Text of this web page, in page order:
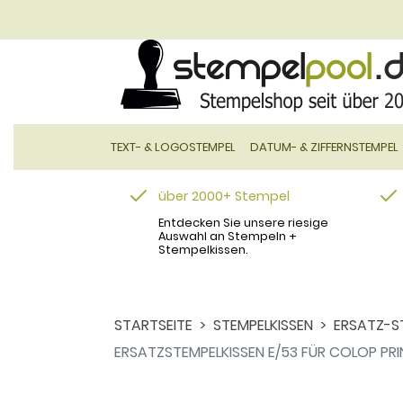
TEXT- & LOGOSTEMPEL DATUM- & ZIFFERNSTEMPEL
über 2000+ Stempel
Entdecken Sie unsere riesige
Auswahl an Stempeln +
Stempelkissen.
STARTSEITE STEMPELKISSEN
ERSATZ-
ERSATZSTEMPELKISSEN E/53 FÜR COLOP